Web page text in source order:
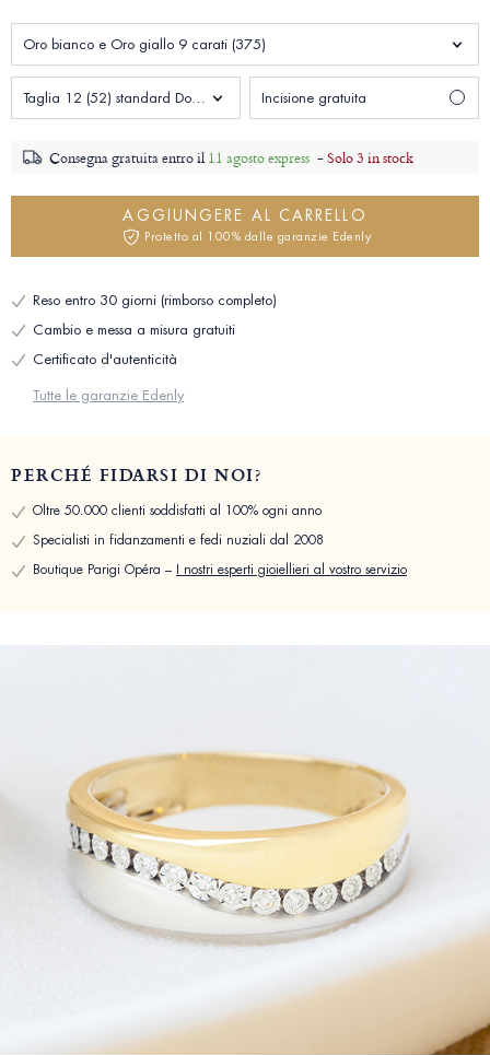
Oro bianco e Oro giallo 9 carati (375)
Taglia 12 (52) standard Donna Incisione gratuita
Consegna gratuita entro il 11 agosto express -Solo 3 in stock
AGGIUNGERE AL CARRELLO
Protetto al 100% dalle garanzie Edenly
Reso entro 30 giorni (rimborso completo)
Cambio e messa a misura gratuiti
Certificato d'autenticità
Tutte le garanzie Edenly
PERCHÉ FIDARSI DI NOI?
Oltre 50.000 clienti soddisfatti al 100% ogni anno
Specialisti in fidanzamenti e fedi nuziali dal 2008
Boutique Parigi Opéra – I nostri esperti gioiellieri al vostro servizio